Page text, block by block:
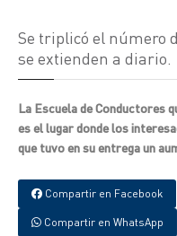
Se triplicó el número
se extienden a diario.
La Escuela de Conductores
es el lugar donde los
que tuvo en su entrega un
Compartir en Facebook
Compartir en WhatsApp